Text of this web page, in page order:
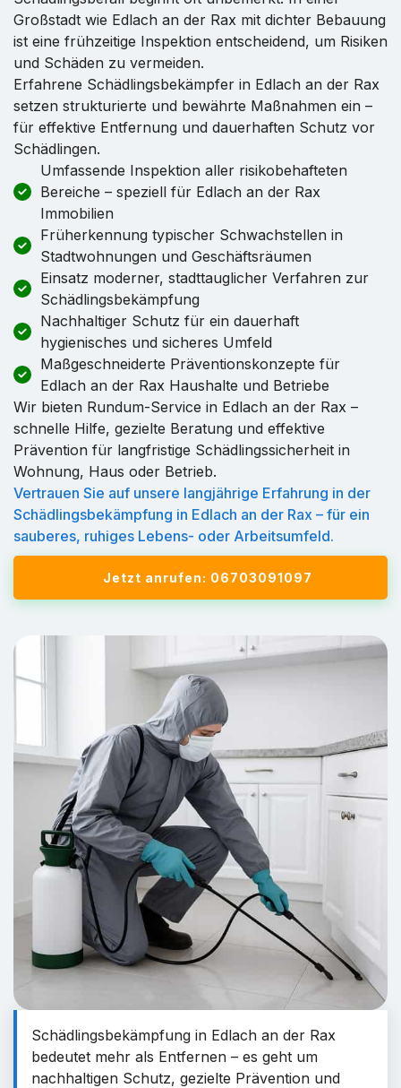
Großstadt wie Edlach an der Rax mit dichter Bebauung
ist eine frühzeitige Inspektion entscheidend, um Risiken
und Schäden zu vermeiden.
Erfahrene Schädlingsbekämpfer in Edlach an der Rax
setzen strukturierte und bewährte Maßnahmen ein –
für effektive Entfernung und dauerhaften Schutz vor
Schädlingen.
Umfassende Inspektion aller risikobehafteten
Bereiche – speziell für Edlach an der Rax
Immobilien
Früherkennung typischer Schwachstellen in
Stadtwohnungen und Geschäftsräumen
Einsatz moderner, stadttauglicher Verfahren zur
Schädlingsbekämpfung
Nachhaltiger Schutz für ein dauerhaft
hygienisches und sicheres Umfeld
Maßgeschneiderte Präventionskonzepte für
Edlach an der Rax Haushalte und Betriebe
Wir bieten Rundum-Service in Edlach an der Rax –
schnelle Hilfe, gezielte Beratung und effektive
Prävention für langfristige Schädlingssicherheit in
Wohnung, Haus oder Betrieb.
Vertrauen Sie auf unsere langjährige Erfahrung in der
Schädlingsbekämpfung in Edlach an der Rax – für ein
sauberes, ruhiges Lebens- oder Arbeitsumfeld.
Jetzt anrufen: 06703091097
Schädlingsbekämpfung in Edlach an der Rax
bedeutet mehr als Entfernen – es geht um
nachhaltigen Schutz, gezielte Prävention und